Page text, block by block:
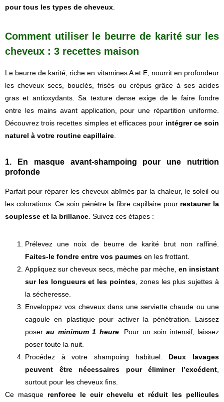
pour tous les types de cheveux
Comment utiliser le beurre de karité sur les
cheveux : 3 recettes maison
Le beurre de karité, riche en vitamines A et E, nourrit en profondeur
les cheveux secs, bouclés, frisés ou crépus grâce à ses acides
gras et antioxydants. Sa texture dense exige de le faire fondre
entre les mains avant application, pour une répartition uniforme.
Découvrez trois recettes simples et efficaces pour intégrer ce soin
naturel à votre routine capillaire
1. En masque avant-shampoing pour une nutrition
profonde
Parfait pour réparer les cheveux abîmés par la chaleur, le soleil ou
les colorations. Ce soin pénètre la fibre capillaire pour restaurer la
souplesse et la brillance . Suivez ces étapes :
Prélevez une noix de beurre de karité brut non raffiné.
Faites-le fondre entre vos paumes en les frottant.
Appliquez sur cheveux secs, mèche par mèche, en insistant
sur les longueurs et les pointes , zones les plus sujettes à
la sécheresse.
Enveloppez vos cheveux dans une serviette chaude ou une
cagoule en plastique pour activer la pénétration. Laissez
poserau minimum 1 heure. Pour un soin intensif, laissez
poser toute la nuit.
Procédez à votre shampoing habituel. Deux lavages
peuvent être nécessaires pour éliminer l’excédent
surtout pour les cheveux fins.
Ce masque renforce le cuir chevelu et réduit les pellicules